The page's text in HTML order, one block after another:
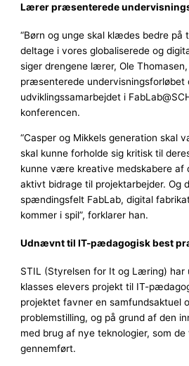
Lærer præsenterede
“Børn og unge skal klædes bedre på
deltage i vores globaliserede og
siger drengene lærer, Ole
præsenterede undervisningsforløbet
udviklingssamarbejdet i
konferencen.
“Casper og Mikkels generation skal
skal kunne forholde sig kritisk til
kunne være kreative medskabere af
aktivt bidrage til projektarbejder. Og
spændingsfelt FabLab, digital
kommer i spil”, forklarer han.
Udnævnt til IT-pædagogisk best
STIL (Styrelsen for It og Læring)
klasses elevers projekt til IT-
projektet favner en samfundsaktuel
problemstilling, og på grund af den
med brug af nye teknologier, som
gennemført.